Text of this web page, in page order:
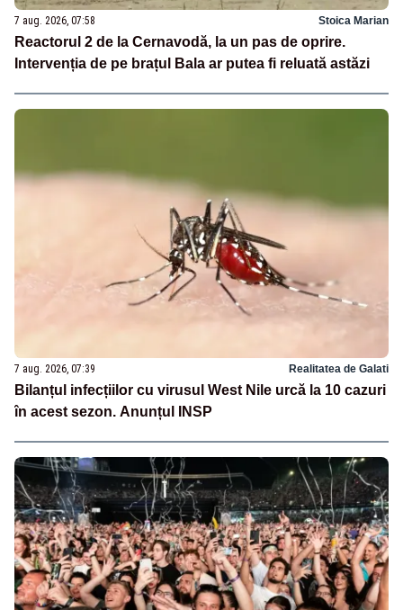
7 aug. 2026, 07:58 Stoica Marian
Reactorul 2 de la Cernavodă, la un pas de oprire.
Intervenția de pe brațul Bala ar putea fi reluată astăzi
7 aug. 2026, 07:39 Realitatea de Galati
Bilanțul infecțiilor cu virusul West Nile urcă la 10 cazuri
în acest sezon. Anunțul INSP